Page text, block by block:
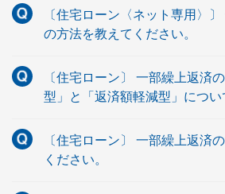
〔住宅ローン〈ネット専用〉
の方法を教えてください。
〔住宅ローン〕 一部繰上返済
型」と「返済額軽減型」につい
〔住宅ローン〕 一部繰上返済
ください。